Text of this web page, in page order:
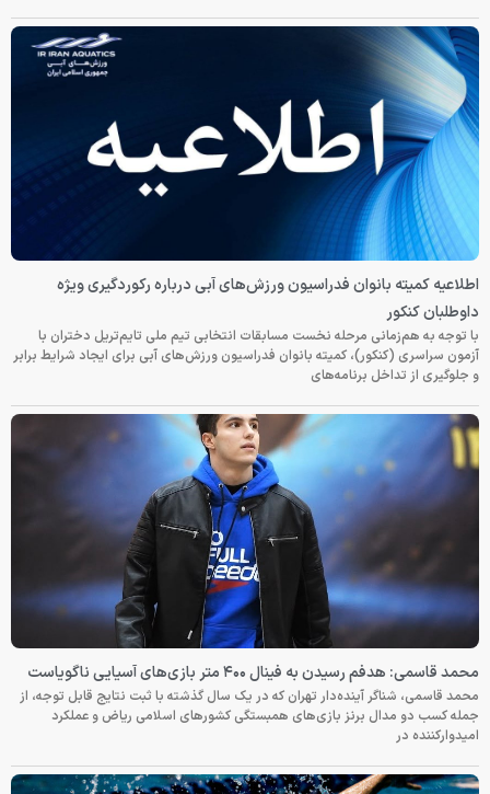
اطلاعیه کمیته بانوان فدراسیون ورزش‌های آبی درباره رکوردگیری ویژه
داوطلبان کنکور
با توجه به هم‌زمانی مرحله نخست مسابقات انتخابی تیم ملی تایم‌تریل دختران با
آزمون سراسری (کنکور)، کمیته بانوان فدراسیون ورزش‌های آبی برای ایجاد شرایط برابر
و جلوگیری از تداخل برنامه‌های
محمد قاسمی: هدفم رسیدن به فینال ۴۰۰ متر بازی‌های آسیایی ناگویاست
محمد قاسمی، شناگر آینده‌دار تهران که در یک سال گذشته با ثبت نتایج قابل توجه، از
جمله کسب دو مدال برنز بازی‌های همبستگی کشورهای اسلامی ریاض و عملکرد
امیدوارکننده در